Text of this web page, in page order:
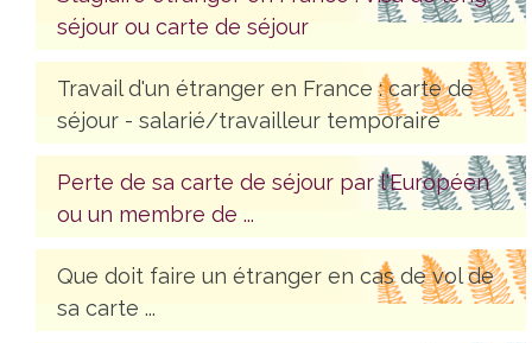
séjour ou carte de séjour
Travail d'un étranger en France : carte de
séjour - salarié/travailleur temporaire
Perte de sa carte de séjour par l'Européen
ou un membre de ...
Que doit faire un étranger en cas de vol de
sa carte ...